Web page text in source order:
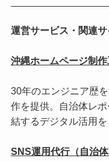
運営サービス・関連サ
沖縄ホームページ制
30年のエンジニア歴
作を提供。自治体レ
結するデジタル活用を
SNS運用代行（自治体